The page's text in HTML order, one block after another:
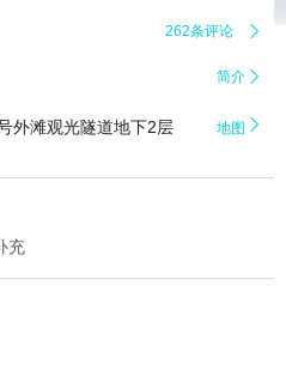
262条评论 
简介 
外滩观光隧道地下2层 地图 
充